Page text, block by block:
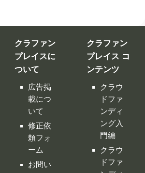
クラファン
プレイスに
ついて
広告掲
載につ
いて
修正依
頼フォ
ーム
お問い
クラファン
プレイス コ
ンテンツ
クラウ
ドファ
ンディ
ング入
門編
クラウ
ドファ